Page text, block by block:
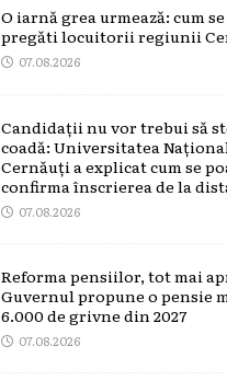
O iarnă grea urmează: cum
pregăti locuitorii regiunii
07.08.2026
Candidații nu vor trebui să
coadă: Universitatea
Cernăuți a explicat cum se
confirma înscrierea de la
07.08.2026
Reforma pensiilor, tot mai
Guvernul propune o pensie
6.000 de grivne din 2027
07.08.2026